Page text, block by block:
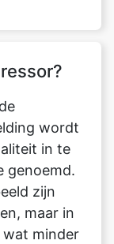
wordt
in te
zijn
maar in
minder
is om
geplaatst.
u om de